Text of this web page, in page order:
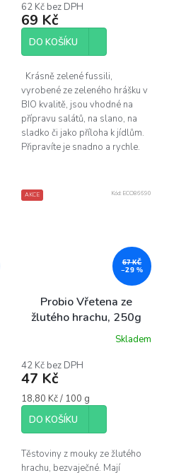
62 Kč bez DPH
69 Kč
DO KOŠÍKU
Krásně zelené fussili,
vyrobené ze zeleného hrášku v
BIO kvalitě, jsou vhodné na
přípravu salátů, na slano, na
sladko či jako příloha k jídlům.
Připravíte je snadno a rychle.
AKCE
67 KČ
–29 %
Probio Vřetena ze
žlutého hrachu, 250g
Skladem
42 Kč bez DPH
47 Kč
Měrná
cena:
18,80 Kč / 100 g
DO KOŠÍKU
Těstoviny z mouky ze žlutého
hrachu, bezvaječné. Mají
Kód: ECO86690